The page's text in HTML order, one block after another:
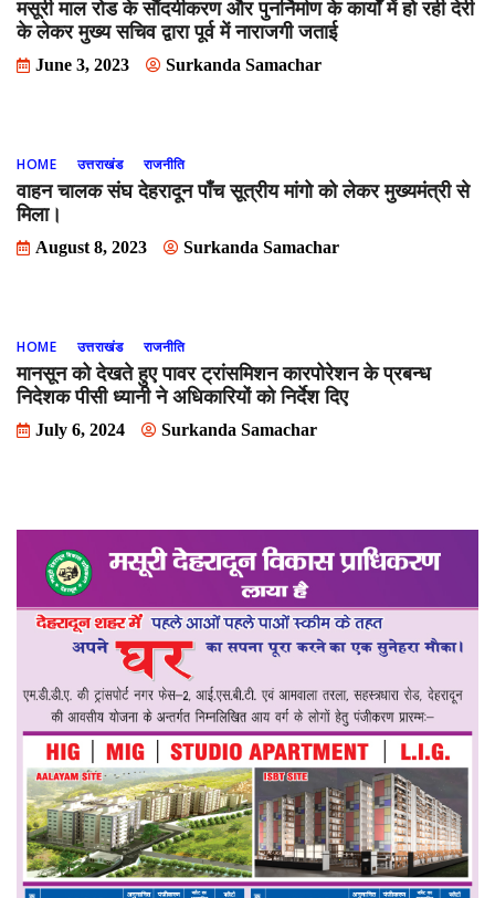
मसूरी माल रोड के सौंदर्यीकरण और पुनर्निर्माण के कार्यों में हो रही देरी
के लेकर मुख्य सचिव द्वारा पूर्व में नाराजगी जताई
June 3, 2023 Surkanda Samachar
HOME उत्तराखंड राजनीति
वाहन चालक संघ देहरादून पाँच सूत्रीय मांगो को लेकर मुख्यमंत्री से
मिला।
August 8, 2023 Surkanda Samachar
HOME उत्तराखंड राजनीति
मानसून को देखते हुए पावर ट्रांसमिशन कारपोरेशन के प्रबन्ध
निदेशक पीसी ध्यानी ने अधिकारियों को निर्देश दिए
July 6, 2024 Surkanda Samachar